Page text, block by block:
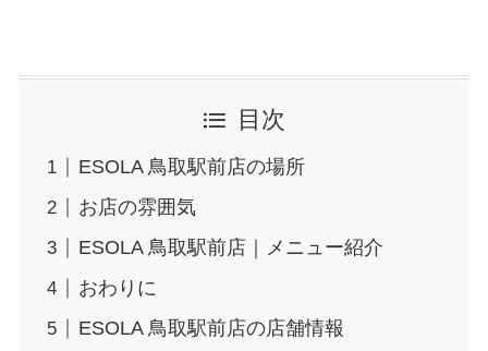
目次
ESOLA 鳥取駅前店の場所
お店の雰囲気
ESOLA 鳥取駅前店｜メニュー紹介
おわりに
ESOLA 鳥取駅前店の店舗情報